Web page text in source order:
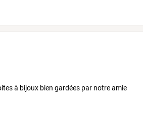
à bijoux bien gardées par notre amie